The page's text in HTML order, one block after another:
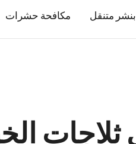
بنشر متنقل مكافحة حشرات